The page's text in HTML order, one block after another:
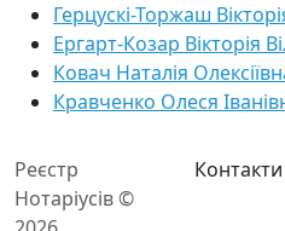
Герцускі-Торжаш
Ергарт-Козар Вікторія
Ковач Наталія
Кравченко Олеся
Реєстр
Нотаріусів ©
Контакти